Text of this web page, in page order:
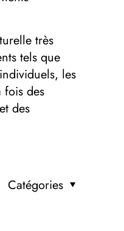
très
tels que
les
fois des
des
Catégories